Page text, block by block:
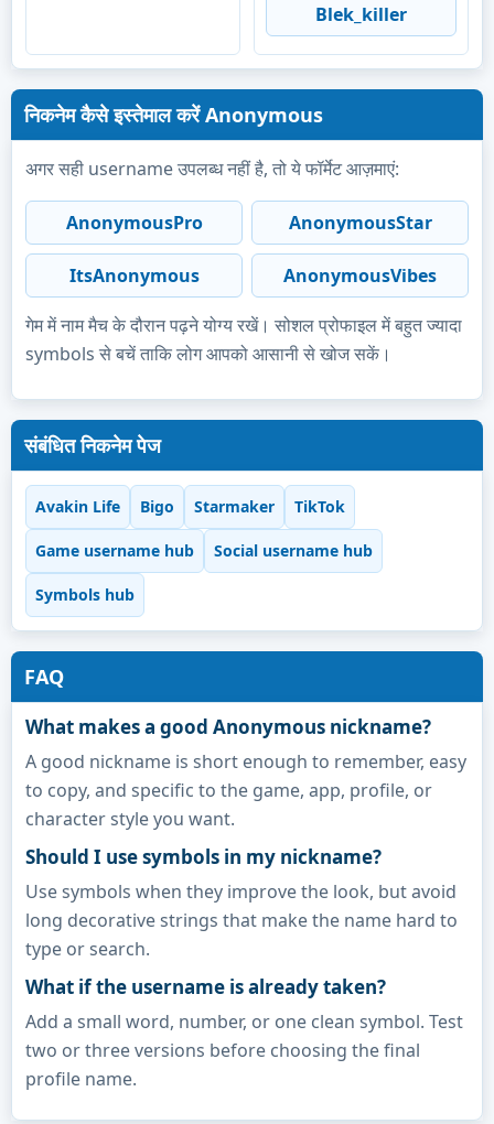
Blek_killer
निकनेम कैसे इस्तेमाल करें Anonymous
अगर सही username उपलब्ध नहीं है, तो ये फॉर्मेट आज़माएं:
AnonymousPro AnonymousStar
ItsAnonymous AnonymousVibes
गेम में नाम मैच के दौरान पढ़ने योग्य रखें। सोशल प्रोफाइल में बहुत ज्यादा
symbols से बचें ताकि लोग आपको आसानी से खोज सकें।
संबंधित निकनेम पेज
Avakin Life Bigo Starmaker TikTok
Game username hub Social username hub
Symbols hub
FAQ
What makes a good Anonymous nickname?
A good nickname is short enough to remember, easy
to copy, and specific to the game, app, profile, or
character style you want.
Should I use symbols in my nickname?
Use symbols when they improve the look, but avoid
long decorative strings that make the name hard to
type or search.
What if the username is already taken?
Add a small word, number, or one clean symbol. Test
two or three versions before choosing the final
profile name.